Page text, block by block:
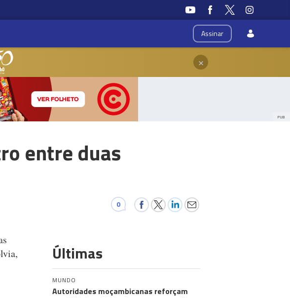
Assinar
×
PUB
entre duas
0
Últimas
MUNDO
Autoridades moçambicanas reforçam